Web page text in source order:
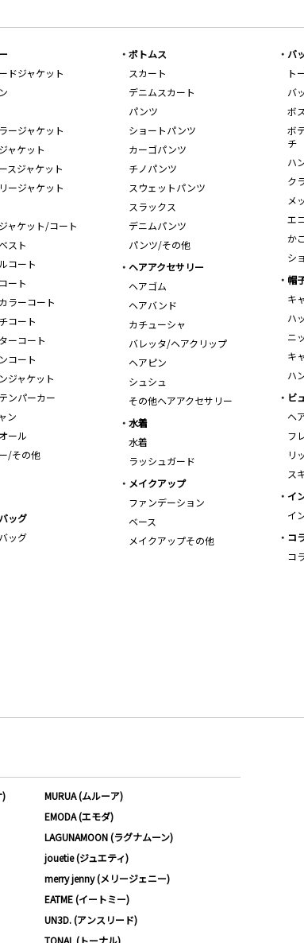
ドジャケット
ージャケット
ャケット
スジャケット
ージャケット
ャケット/コート
スト
コート
ート
ラーコート
コート
ーコート
コート
ジャケット
ンパーカー
ン
ール
/その他
ボトムス
スカート
デニムスカート
パンツ
ショートパンツ
カーゴパンツ
チノパンツ
スウェットパンツ
スラックス
デニムパンツ
パンツ/その他
バ
ト
バ
ボ
ボ
チ
ハ
ク
メ
エ
か
シ
ヘアアクセサリー
ヘアゴム
ヘアバンド
カチューシャ
バレッタ/ヘアクリップ
ヘアピン
シュシュ
その他ヘアアクセサリー
帽
キ
ハ
ニ
キ
ハ
ビ
ヘ
フ
リ
ス
水着
水着
ラッシュガード
メイクアップ
ファンデーション
ベース
メイクアップその他
イ
イ
ッグ
ッグ
コ
コ
)
MURUA (ムルーア)
EMODA (エモダ)
LAGUNAMOON (ラグナムーン)
jouetie (ジュエティ)
merry jenny (メリージェニー)
EATME (イートミー)
UN3D. (アンスリード)
TONAL (トーナル)